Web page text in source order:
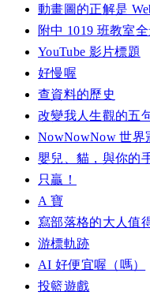
動畫圖的正解是
附中 1019 班教室
YouTube 影片標題
好慢喔
查資料的歷史
改變我人生觀的五
NowNowNow 世界
嬰兒、貓，與你的
只贏！
A 寶
寫部落格的大人值
游標軌跡
AI 好便宜喔（嗎）
投籃遊戲